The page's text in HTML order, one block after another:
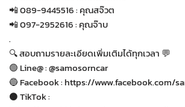
📲 089-9445516 : คุณสจ๊วต
📲 097-2952616 : คุณจ๊าบ
.
🔍 สอบถามรายละเอียดเพิ่มเติมได้ทุกเวลา 💬
🟢 Line@ : @samosorncar
🔵 Facebook : https://www.facebook.com/
⚫️ TikTok :